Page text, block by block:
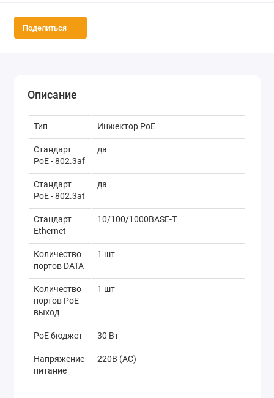
Поделиться
Описание
Тип Инжектор PoE
Стандарт
PoE - 802.3af
да
Стандарт
PoE - 802.3at
да
Стандарт
Ethernet
10/100/1000BASE-T
Количество
портов DATA
1 шт
Количество
портов PoE
выход
1 шт
PoE бюджет 30 Вт
Напряжение
питание
220В (АС)